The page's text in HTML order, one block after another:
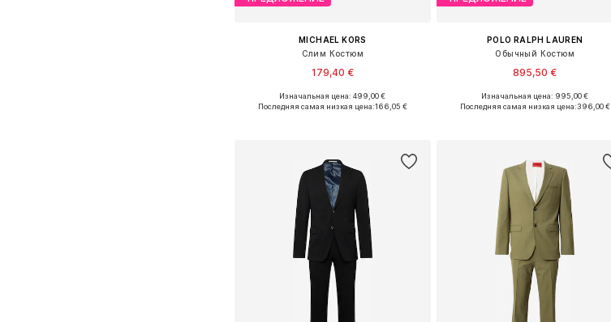
MICHAEL KORS
Слим Костюм
179,40 €
Доступные размеры: 48, 52, 56, 48, 50, 52
Изначальная цена: 499,00 €
Последняя самая низкая цена:166,05 €
POLO RALPH LAUREN
Обычный Костюм
895,50 €
Изначальная цена: 995,00 €
Последняя самая низкая цена:396,00 €